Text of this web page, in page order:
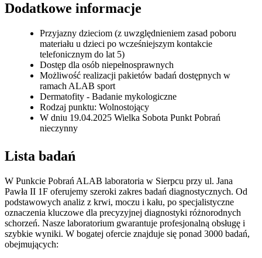
Dodatkowe informacje
Przyjazny dzieciom (z uwzględnieniem zasad poboru
materiału u dzieci po wcześniejszym kontakcie
telefonicznym do lat 5)
Dostęp dla osób niepełnosprawnych
Możliwość realizacji pakietów badań dostępnych w
ramach ALAB sport
Dermatofity - Badanie mykologiczne
Rodzaj punktu: Wolnostojący
W dniu 19.04.2025 Wielka Sobota Punkt Pobrań
nieczynny
Lista badań
W Punkcie Pobrań ALAB laboratoria w Sierpcu przy ul. Jana
Pawła II 1F oferujemy szeroki zakres badań diagnostycznych. Od
podstawowych analiz z krwi, moczu i kału, po specjalistyczne
oznaczenia kluczowe dla precyzyjnej diagnostyki różnorodnych
schorzeń. Nasze laboratorium gwarantuje profesjonalną obsługę i
szybkie wyniki. W bogatej ofercie znajduje się ponad 3000 badań,
obejmujących: